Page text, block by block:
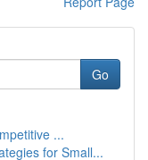
Go
...
for Small...